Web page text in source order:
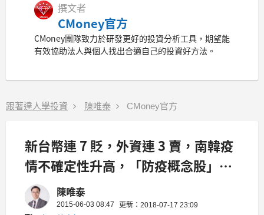
撰文者
CMoney官方
CMoney團隊致力於研發更好的投資分析工具，期望能
有效協助法人與個人找出合適自己的投資好方法。
跟著達人學投資 陳唯泰 CMoney官方
新台幣連 7 貶，外資連 3 賣，南韓疫
情不確定性升高，「防疫概念股」欲
罷不能！傳跨海來台搶...
陳唯泰
2015-06-03 08:47 更新：2018-07-17 23:09